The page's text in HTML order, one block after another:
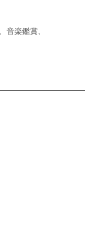
楽鑑賞、